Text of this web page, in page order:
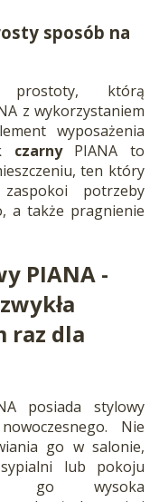
sposób na
prostoty, którą
z wykorzystaniem
wyposażenia
czarnyPIANA to
ten który
potrzeby
a także pragnienie
PIANA -
raz dla
posiada stylowy
Nie
go w salonie,
lub pokoju
go wysoka